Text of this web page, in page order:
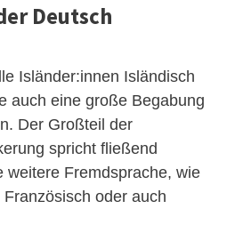
Deutsch
Isländer:innen Isländisch
auch eine große Begabung
Der Großteil der
spricht fließend
weitere Fremdsprache, wie
oder auch